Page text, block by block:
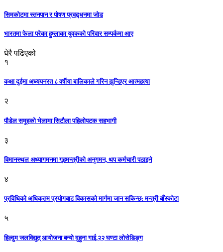
सिमकोटमा स्तनपान र पोषण प्रवद्र्धनमा जोड
भारतमा फेला परेका हुम्लाका युवकको परिवार सम्पर्कमा आए
धेरै पढिएको
१
कक्षा दुईमा अध्ययनरत ८ वर्षीया बालिकाले गरिन झुन्डिएर आत्महत्या
२
पौडेल समूहको भेलामा सिटौला पहिलोपटक सहभागी
३
विमानस्थल अध्यागमनमा गृहमन्त्रीको अनुगमन, थप कर्मचारी पठाइने
४
प्रविधिको अधिकतम प्रयोगबाट विकासको मार्गमा जान सकिन्छ: मन्त्री बाँस्कोटा
५
हिल्दुम जलविद्युत् आयोजना बन्यो दुहुना गाई,२२ घण्टा लोसेडिङ्ग